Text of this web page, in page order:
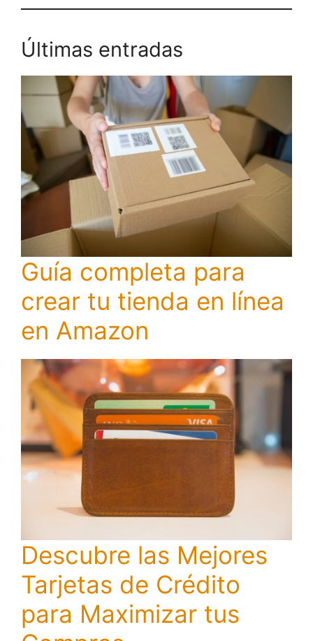
Últimas entradas
Guía completa para
crear tu tienda en línea
en Amazon
Descubre las Mejores
Tarjetas de Crédito
para Maximizar tus